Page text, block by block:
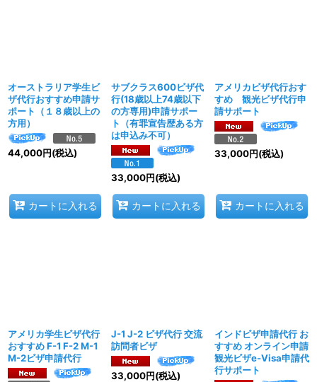
オーストラリア学生ビ
ザ代行おすすめ申請サ
ポート（１８歳以上の
方用）
44,000円(税込)
カートに入れる
サブクラス600ビザ代
行(18歳以上74歳以下
の方専用)申請サポー
ト（有罪宣告歴ある方
は申込み不可）
33,000円(税込)
カートに入れる
アメリカビザ代行おす
すめ 観光ビザ代行申
請サポート
33,000円(税込)
カートに入れる
アメリカ学生ビザ代行
おすすめ F-1 F-2 M-1
M-2ビザ申請代行
J-1 J-2 ビザ代行 交流
訪問者ビザ
33,000円(税込)
インドビザ申請代行 お
すすめ オンライン申請
観光ビザe-Visa申請代
行サポート